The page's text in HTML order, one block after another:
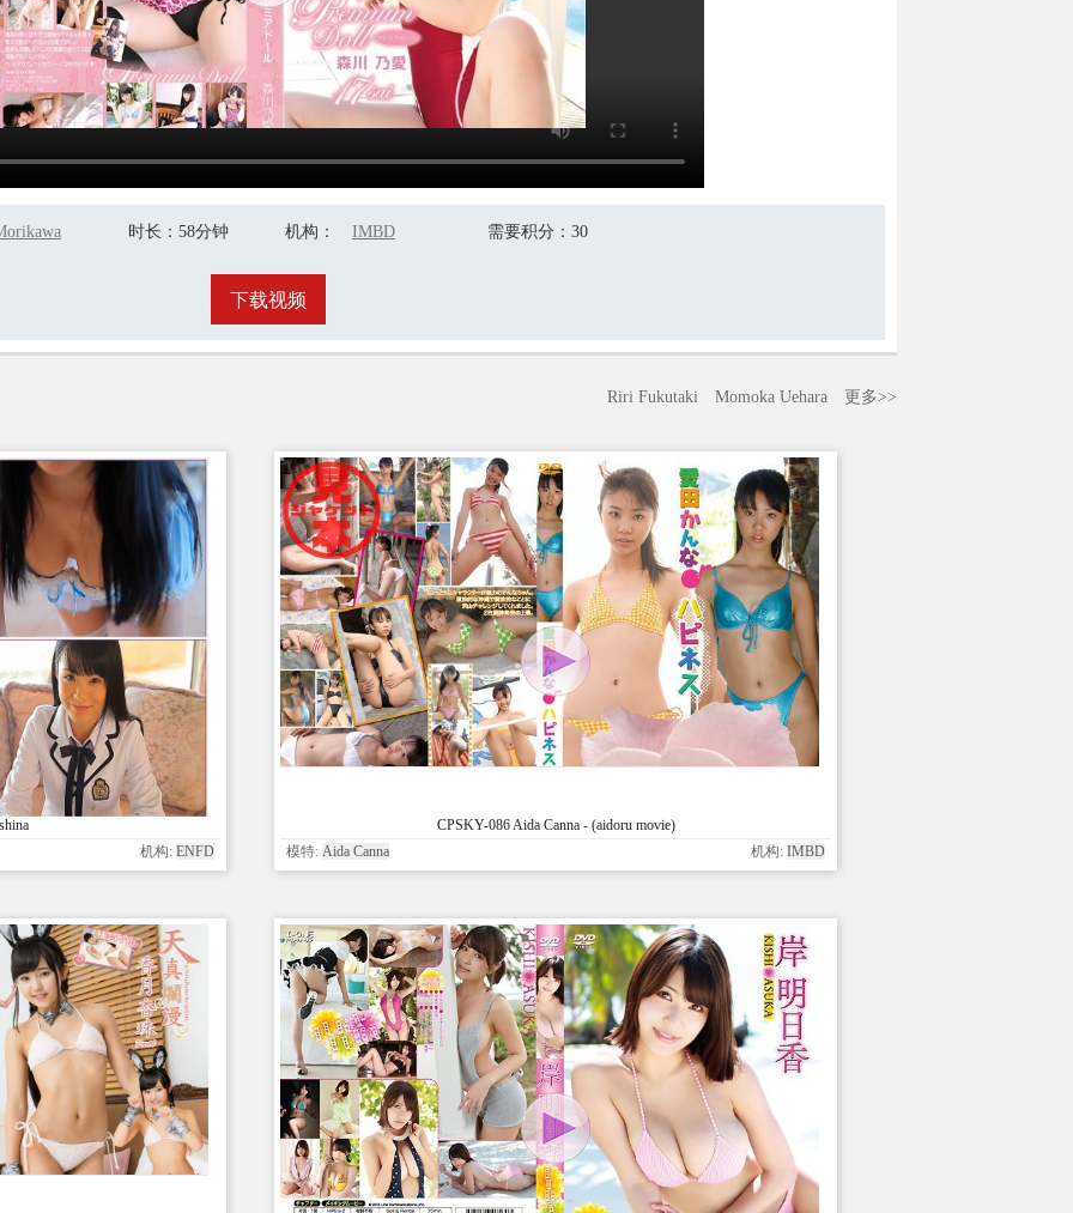
时长 ：58分钟 机构 ： IMBD 需要积分 ：30
下载视频
Riri Fukutaki Momoka Uehara 更多>>
机构: ENFD
CPSKY-086 Aida Canna - (aidoru movie)
模特: Aida Canna 机构: IMBD